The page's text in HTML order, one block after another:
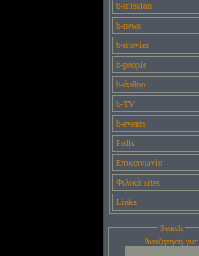
b-mission
b-news
b-movies
b-people
b-άρθρα
b-TV
b-events
Polls
Επικοινωνία
Φιλικά sites
Links
Search
Αναζητηση για: